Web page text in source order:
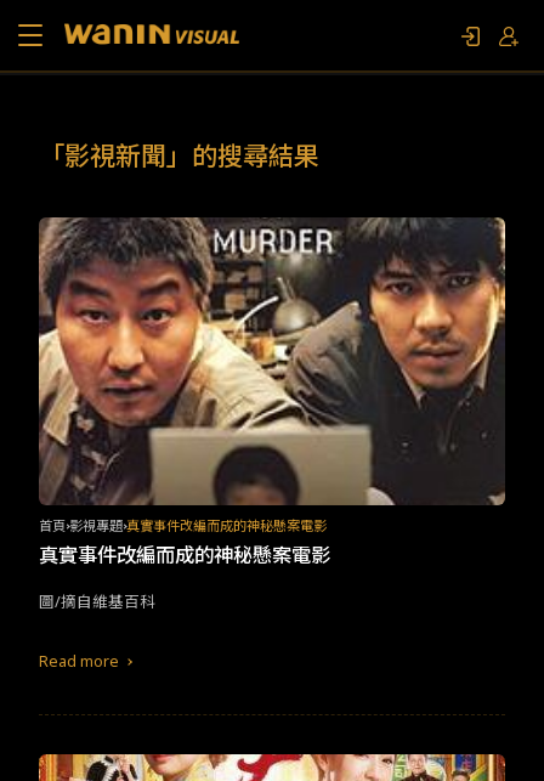
影視專題
聯繫我們
限定活動
TW EN JP KR
「影視新聞」的搜尋結果
首頁 影視專題 真實事件改編而成的神秘懸案電影
真實事件改編而成的神秘懸案電影
圖/摘自維基百科
Read more